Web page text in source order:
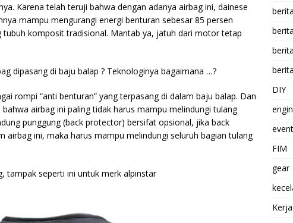
Karena telah teruji bahwa dengan adanya airbag ini, dainese
mampu mengurangi energi benturan sebesar 85 persen
tubuh komposit tradisional. Mantab ya, jatuh dari motor tetap
dipasang di baju balap ? Teknologinya bagaimana …?
rompi “anti benturan” yang terpasang di dalam baju balap. Dan
airbag ini paling tidak harus mampu melindungi tulang
punggung (back protector) bersifat opsional, jika back
airbag ini, maka harus mampu melindungi seluruh bagian tulang
tampak seperti ini untuk merk alpinstar
DIY
FIM
gear